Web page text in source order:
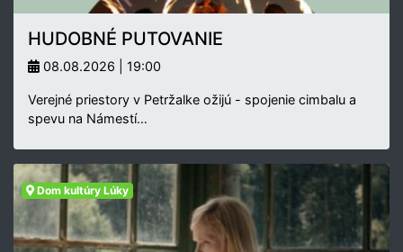
HUDOBNÉ PUTOVANIE
08.08.2026 | 19:00
Verejné priestory v Petržalke ožijú - spojenie cimbalu a
spevu na Námestí…
Dom kultúry Lúky